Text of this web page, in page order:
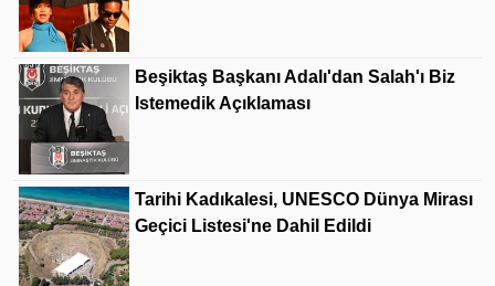
Beşiktaş Başkanı Adalı'dan Salah'ı Biz
Istemedik Açıklaması
Tarihi Kadıkalesi, UNESCO Dünya Mirası
Geçici Listesi'ne Dahil Edildi